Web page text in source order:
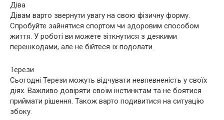
Діва
Дівам варто звернути увагу на свою фізичну форму.
Спробуйте зайнятися спортом чи здоровим способом
життя. У роботі ви можете зіткнутися з деякими
перешкодами, але не бійтеся їх подолати.
Терези
Сьогодні Терези можуть відчувати невпевненість у своїх
діях. Важливо довіряти своїм інстинктам та не боятися
приймати рішення. Також варто подивитися на ситуацію
збоку.